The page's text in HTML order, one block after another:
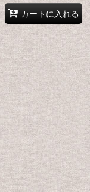
カートに入れる